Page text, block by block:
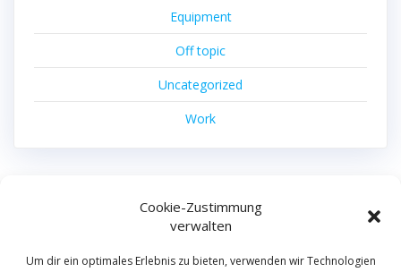
Cookie-Zustimmung
verwalten
Um dir ein optimales Erlebnis zu bieten, verwenden wir Technologien
Equipment
Off topic
Uncategorized
Work
machdas filmproduktion